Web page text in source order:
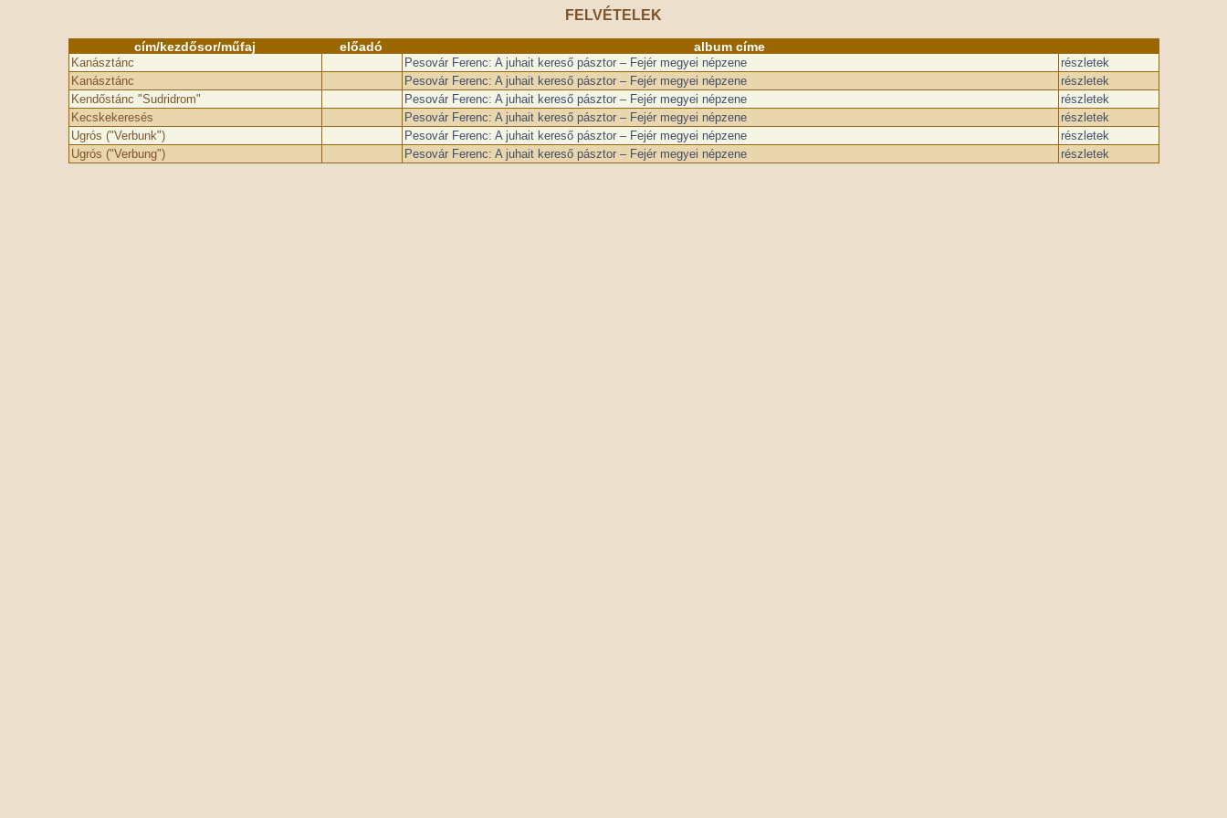
FELVÉTELEK
cím/kezdősor/műfaj előadó album címe
Kanásztánc Pesovár Ferenc: A juhait kereső pásztor – Fejér megyei népzene
részletek
Kanásztánc
Pesovár Ferenc: A juhait kereső pásztor – Fejér megyei népzene
részletek
Kendőstánc "Sudridrom"
Pesovár Ferenc: A juhait kereső pásztor – Fejér megyei népzene
részletek
Kecskekeresés
Pesovár Ferenc: A juhait kereső pásztor – Fejér megyei népzene
részletek
Ugrós ("Verbunk")
Pesovár Ferenc: A juhait kereső pásztor – Fejér megyei népzene
részletek
Ugrós ("Verbung")
Pesovár Ferenc: A juhait kereső pásztor – Fejér megyei népzene részletek